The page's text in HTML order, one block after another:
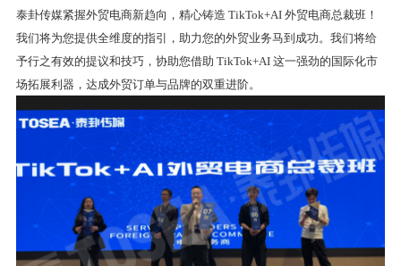
泰卦传媒紧握外贸电商新趋向，精心铸造 TikTok+AI 外贸电商总裁班！
我们将为您提供全维度的指引，助力您的外贸业务马到成功。我们将给
予行之有效的提议和技巧，协助您借助 TikTok+AI 这一强劲的国际化市
场拓展利器，达成外贸订单与品牌的双重进阶。